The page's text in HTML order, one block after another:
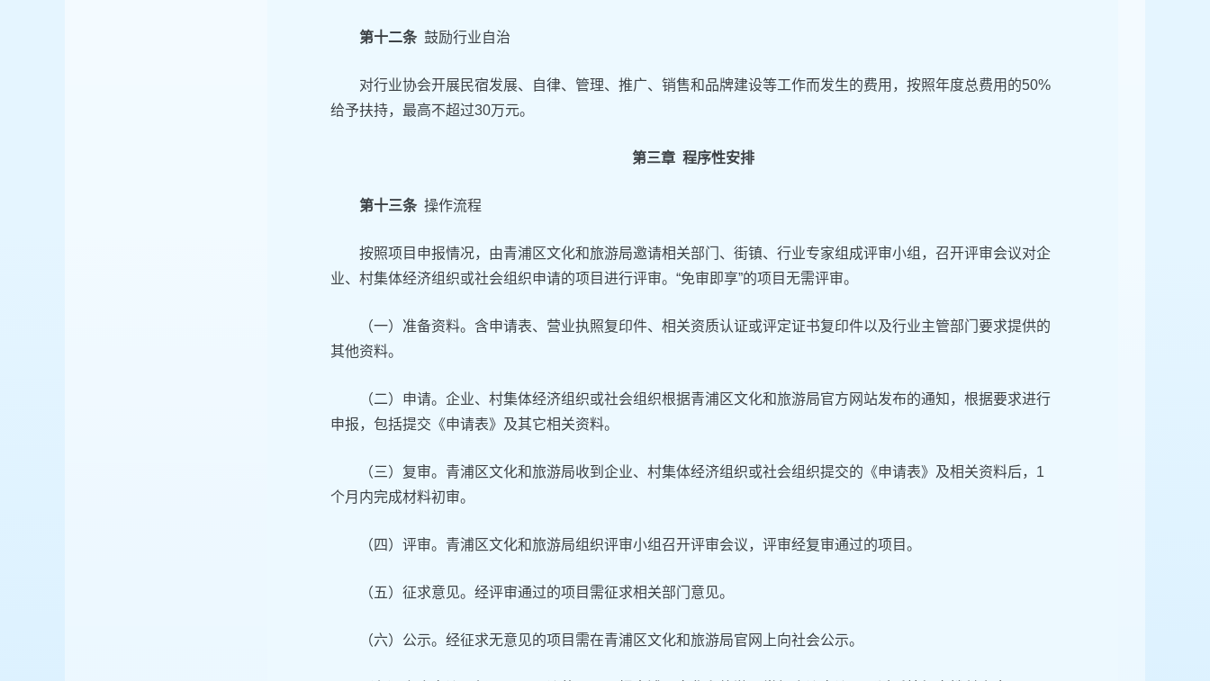
第十二条 鼓励行业自治
对行业协会开展民宿发展、自律、管理、推广、销售和品牌建设等工作而发生的费用，按照年度总费用的50%
给予扶持，最高不超过30万元。
第三章 程序性安排
第十三条 操作流程
按照项目申报情况，由青浦区文化和旅游局邀请相关部门、街镇、行业专家组成评审小组，召开评审会议对企
业、村集体经济组织或社会组织申请的项目进行评审。“免审即享”的项目无需评审。
（一）准备资料。含申请表、营业执照复印件、相关资质认证或评定证书复印件以及行业主管部门要求提供的
其他资料。
（二）申请。企业、村集体经济组织或社会组织根据青浦区文化和旅游局官方网站发布的通知，根据要求进行
申报，包括提交《申请表》及其它相关资料。
（三）复审。青浦区文化和旅游局收到企业、村集体经济组织或社会组织提交的《申请表》及相关资料后，1
个月内完成材料初审。
（四）评审。青浦区文化和旅游局组织评审小组召开评审会议，评审经复审通过的项目。
（五）征求意见。经评审通过的项目需征求相关部门意见。
（六）公示。经征求无意见的项目需在青浦区文化和旅游局官网上向社会公示。